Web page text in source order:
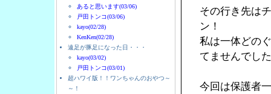
あると思います(03/06)
戸田トンコ(03/06)
kayo(02/28)
KenKen(02/28)
遠足が豚足になった日・・・
kayo(03/02)
戸田トンコ(03/01)
超ハワイ版！！ワンちゃんのおやつ～
～！
その行き先は
ン！
私は一体どの
てませんでし
今回は保護者